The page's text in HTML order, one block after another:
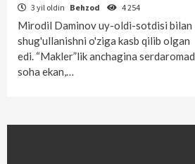
3 yil oldin Behzod 4 254
Mirodil Daminov uy-oldi-sotdisi bilan
shug'ullanishni o'ziga kasb qilib olgan
edi. “Makler”lik anchagina serdaromad
soha ekan,…